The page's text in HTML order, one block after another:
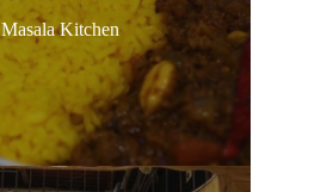
Masala Kitchen